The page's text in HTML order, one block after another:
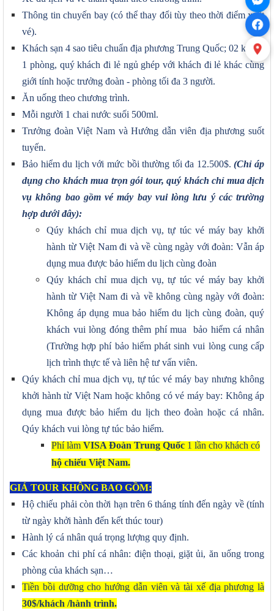
Thông tin chuyến bay (có thể thay đổi tùy theo thời điểm xuất
vé).
Khách sạn 4 sao tiêu chuẩn địa phương Trung Quốc; 02 khách
1 phòng, quý khách đi lẻ ngủ ghép với khách đi lẻ khác cùng
giới tính hoặc trưởng đoàn - phòng tối đa 3 người.
Ăn uống theo chương trình.
Mỗi người 1 chai nước suối 500ml.
Trưởng đoàn Việt Nam và Hướng dẫn viên địa phương suốt
tuyến.
Bảo hiểm du lịch với mức bồi thường tối đa 12.500$.(Chỉ áp
dụng cho khách mua trọn gói tour, quý khách chỉ mua dịch
vụ không bao gồm vé máy bay vui lòng lưu ý các trường
hợp dưới đây):
Qúy khách chỉ mua dịch vụ, tự túc vé máy bay khởi
hành từ Việt Nam đi và về cùng ngày với đoàn: Vẫn áp
dụng mua được bảo hiểm du lịch cùng đoàn
Qúy khách chỉ mua dịch vụ, tự túc vé máy bay khởi
hành từ Việt Nam đi và về không cùng ngày với đoàn:
Không áp dụng mua bảo hiểm du lịch cùng đoàn, quý
khách vui lòng đóng thêm phí mua
bảo hiểm cá nhân
(Trường hợp phí bảo hiểm phát sinh vui lòng cung cấp
lịch trình thực tế và liên hệ tư vấn viên.
Qúy khách chỉ mua dịch vụ, tự túc vé máy bay nhưng không
khởi hành từ Việt Nam hoặc không có vé máy bay: Không áp
dụng mua được bảo hiểm du lịch theo đoàn hoặc cá nhân.
Qúy khách vui lòng tự túc bảo hiểm.
Phí làm VISA Đoàn Trung Quốc 1 lần cho khách có
hộ chiếu Việt Nam.
GIÁ TOUR KHÔNG BAO GỒM:
Hộ chiếu phải còn thời hạn trên 6 tháng tính đến ngày về (tính
từ ngày khởi hành đến kết thúc tour)
Hành lý cá nhân quá trọng lượng quy định.
Các khoản chi phí cá nhân: điện thoại, giặt ủi, ăn uống trong
phòng của khách sạn…
Tiền bồi dưỡng cho hướng dẫn viên và tài xế địa phương là
30$/khách /hành trình.